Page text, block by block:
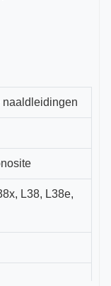
naaldleidingen
L38, L38e,